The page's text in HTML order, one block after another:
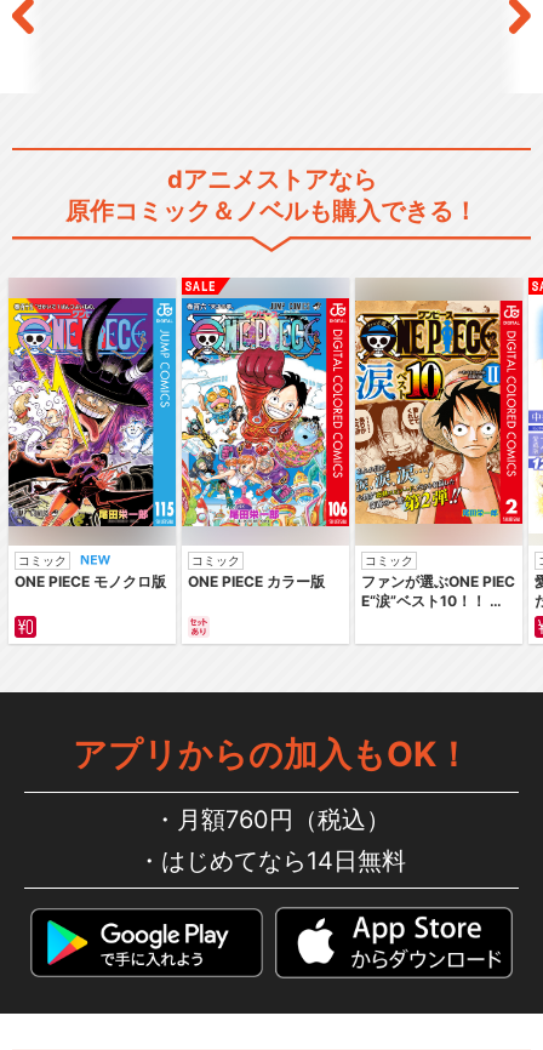
dアニメストアなら
原作コミック＆ノベルも購入できる！
コミック
ONE PIECE モノクロ版
コミック
ONE PIECE カラー版
コミック
ファンが選ぶONE PIEC
E“涙”ベスト10！！ ～
編～ カラー版
アプリからの加入もOK！
月額760円（税込）
はじめてなら14日無料